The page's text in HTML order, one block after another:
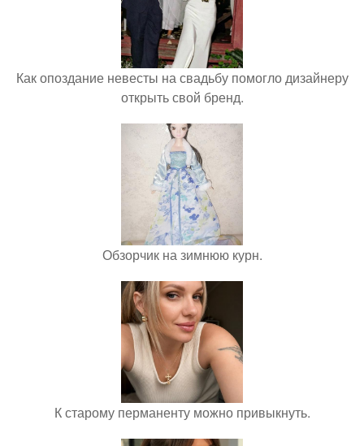
Как опоздание невесты на свадьбу помогло дизайнеру
открыть свой бренд.
Обзорчик на зимнюю курн.
К старому перманенту можно привыкнуть.